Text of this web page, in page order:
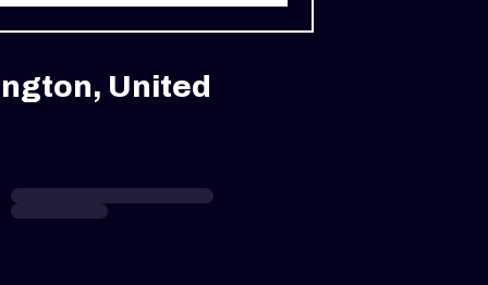
United